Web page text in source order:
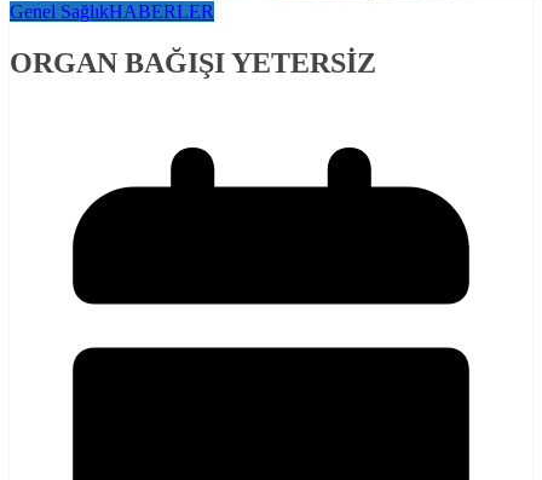
Genel SağlıkHABERLER
ORGAN BAĞIŞI YETERSİZ